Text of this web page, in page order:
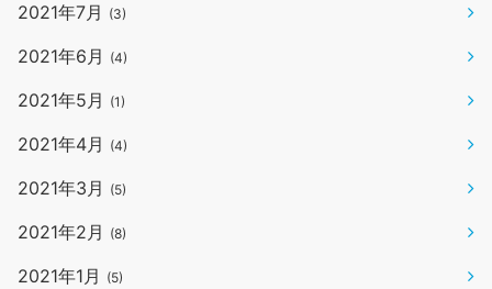
2021年7月 (3)
2021年6月 (4)
2021年5月 (1)
2021年4月 (4)
2021年3月 (5)
2021年2月 (8)
2021年1月 (5)